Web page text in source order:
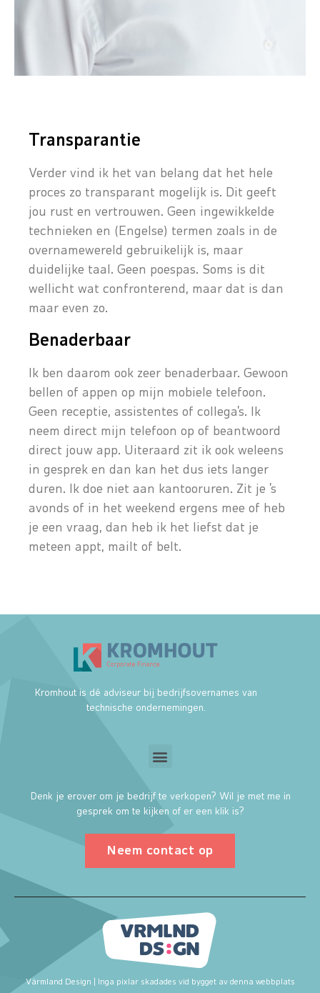
Transparantie
Verder vind ik het van belang dat het hele
proces zo transparant mogelijk is. Dit geeft
jou rust en vertrouwen. Geen ingewikkelde
technieken en (Engelse) termen zoals in de
overnamewereld gebruikelijk is, maar
duidelijke taal. Geen poespas. Soms is dit
wellicht wat confronterend, maar dat is dan
maar even zo.
Benaderbaar
Ik ben daarom ook zeer benaderbaar. Gewoon
bellen of appen op mijn mobiele telefoon.
Geen receptie, assistentes of collega’s. Ik
neem direct mijn telefoon op of beantwoord
direct jouw app. Uiteraard zit ik ook weleens
in gesprek en dan kan het dus iets langer
duren. Ik doe niet aan kantooruren. Zit je ’s
avonds of in het weekend ergens mee of heb
je een vraag, dan heb ik het liefst dat je
meteen appt, mailt of belt.
Kromhout is dé adviseur bij bedrijfsovernames van
technische ondernemingen.
Denk je erover om je bedrijf te verkopen? Wil je met me in
gesprek om te kijken of er een klik is?
Neem contact op
Värmland Design | Inga pixlar skadades vid bygget av denna webbplats